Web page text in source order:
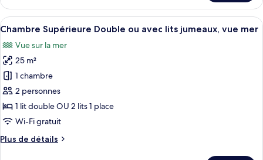
avec
lits
vue
partielle
sur
la
mer
le
type
de
Chambre
Standard
Double
ou
avec
lits
jumeaux,
vue
sur
Afficher
toutes
les
photos
pour
ce
type
de
chambre :
Chambre
Une chambre d’hôtel avec un lit, un
5
Chambre Supérieure Double ou avec lits jumeaux, vue mer
Vue sur la mer
25 m²
1 chambre
2 personnes
1 lit double OU 2 lits 1 place
Wi-Fi gratuit
Plus de détails
Plus